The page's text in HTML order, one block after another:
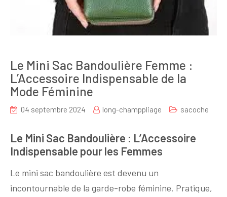
Le Mini Sac Bandoulière Femme :
L’Accessoire Indispensable de la
Mode Féminine
04 septembre 2024 long-champpliage sacoche
Le Mini Sac Bandoulière : L’Accessoire
Indispensable pour les Femmes
Le mini sac bandoulière est devenu un
incontournable de la garde-robe féminine. Pratique,